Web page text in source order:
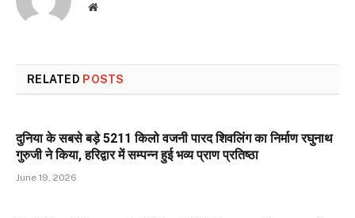
Website
RELATED POSTS
दुनिया के सबसे बड़े 5211 किलो वजनी पारद शिवलिंग का निर्माण रघुनाथ
गुरुजी ने किया, हरिद्वार में सम्पन्न हुई भव्य प्राण प्रतिष्ठा
June 19, 2026